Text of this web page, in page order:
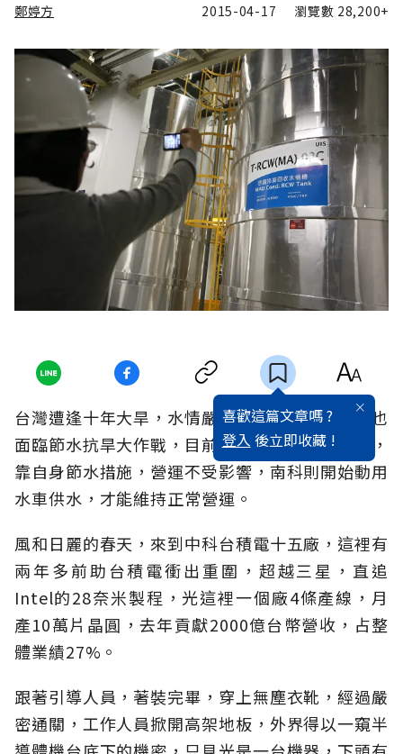
鄭婷方 2015-04-17 瀏覽數 28,200+
喜歡這篇文章嗎 ?
登入 後立即收藏 !
台灣遭逢十年大旱，水情嚴峻，晶圓龍頭台積電也
面臨節水抗旱大作戰，目前新竹、台中兩地廠房，
靠自身節水措施，營運不受影響，南科則開始動用
水車供水，才能維持正常營運。
風和日麗的春天，來到中科台積電十五廠，這裡有
兩年多前助台積電衝出重圍，超越三星，直追
Intel的28奈米製程，光這裡一個廠4條產線，月
產10萬片晶圓，去年貢獻2000億台幣營收，占整
體業績27%。
跟著引導人員，著裝完畢，穿上無塵衣靴，經過嚴
密通關，工作人員掀開高架地板，外界得以一窺半